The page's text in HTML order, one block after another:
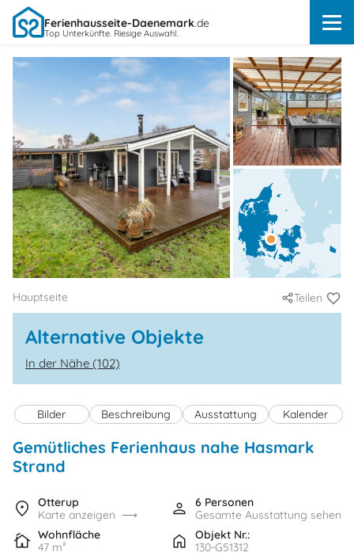
Ferienhausseite-Daenemark.de
Top Unterkünfte. Riesige Auswahl.
Hauptseite Teilen
Alternative Objekte
In der Nähe (102)
Bilder Beschreibung Ausstattung Kalender
Gemütliches Ferienhaus nahe Hasmark
Strand
Otterup
Karte anzeigen
6 Personen
Gesamte Ausstattung sehen
Wohnfläche
47 m²
Objekt Nr.:
130-G51312